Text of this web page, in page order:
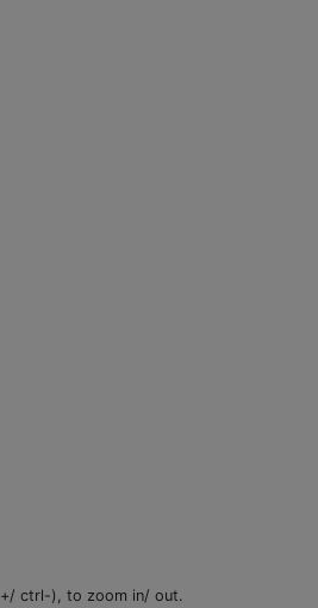
ctrl-), to zoom in/ out.